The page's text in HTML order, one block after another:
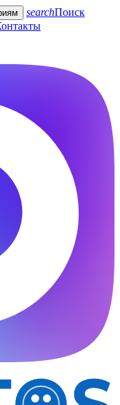
searchПоиск